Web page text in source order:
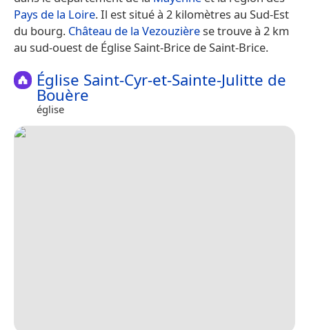
Pays de la Loire. Il est situé à 2 kilomètres au Sud-Est
du bourg. Château de la Vezouzièrese trouve à 2 km
au sud-ouest de Église Saint-Brice de Saint-Brice.
Église Saint-Cyr-et-Sainte-Julitte de
Bouère
église